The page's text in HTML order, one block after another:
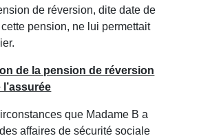
de réversion, dite date de
pension, ne lui permettait
de la pension de réversion
que Madame B a
affaires de sécurité sociale